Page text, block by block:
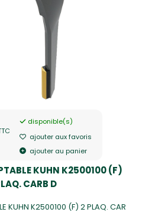
disponible(s)
ajouter aux favoris
ajouter au panier
KUHN K2500100 (F)
CARB D
KUHN K2500100 (F) 2 PLAQ. CAR